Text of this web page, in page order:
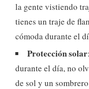
la gente vistiendo
tienes un traje de
cómoda durante el
Protección solar
durante el día, no
de sol y un